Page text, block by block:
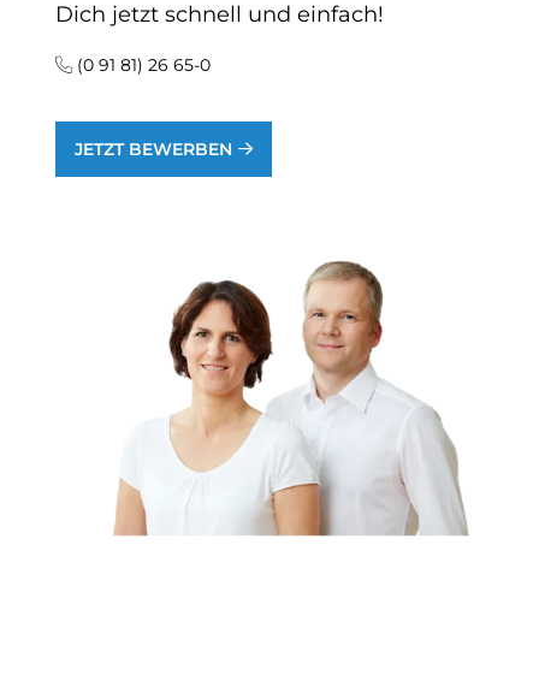
Dich jetzt schnell und einfach!
(0 91 81) 26 65-0
JETZT BEWERBEN